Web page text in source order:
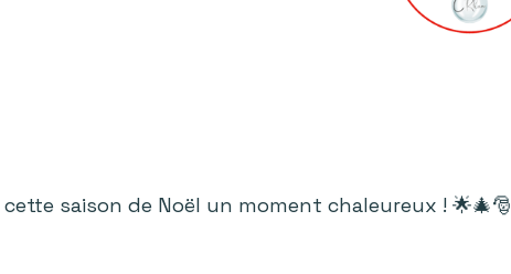
saison de Noël un moment chaleureux ! 🌟🎄🎅